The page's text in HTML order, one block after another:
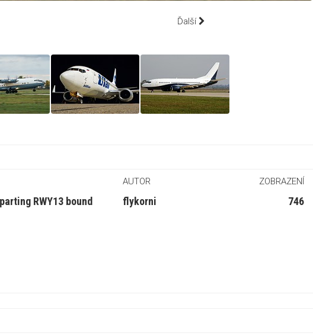
Ďalší
RWY13 bound
AUTOR ZOBRAZENÍ
flykorni 746